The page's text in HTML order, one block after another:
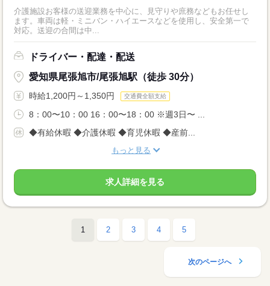
介護施設お客様の送迎業務を中心に、見守りや庶務などもお任せし
ます。車両は軽・ミニバン・ハイエースなどを使用し、安全第一で
対応。送迎の合間は中...
ドライバー・配達・配送
愛知県尾張旭市/尾張旭駅（徒歩 30分）
時給1,200円～1,350円 交通費全額支給
8：00〜10：00 16：00〜18：00 ※週3日〜 ...
◆有給休暇 ◆介護休暇 ◆育児休暇 ◆産前...
もっと見る
求人詳細を見る
1 2 3 4 5
次のページへ